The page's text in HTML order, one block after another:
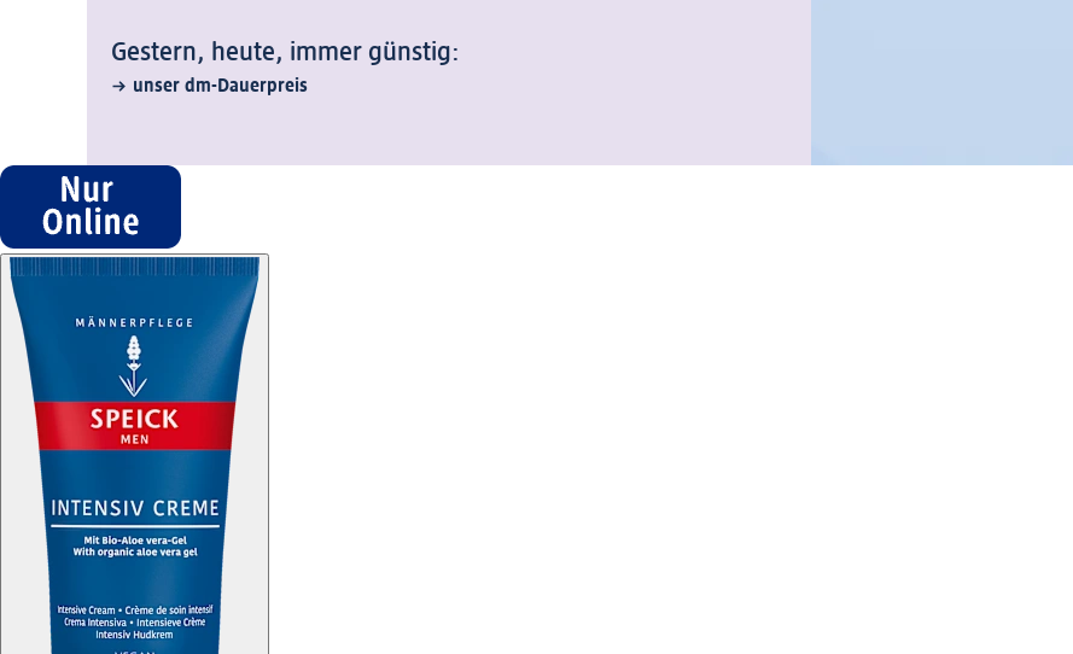
Gestern, heute, immer günstig:
unser dm-Dauerpreis